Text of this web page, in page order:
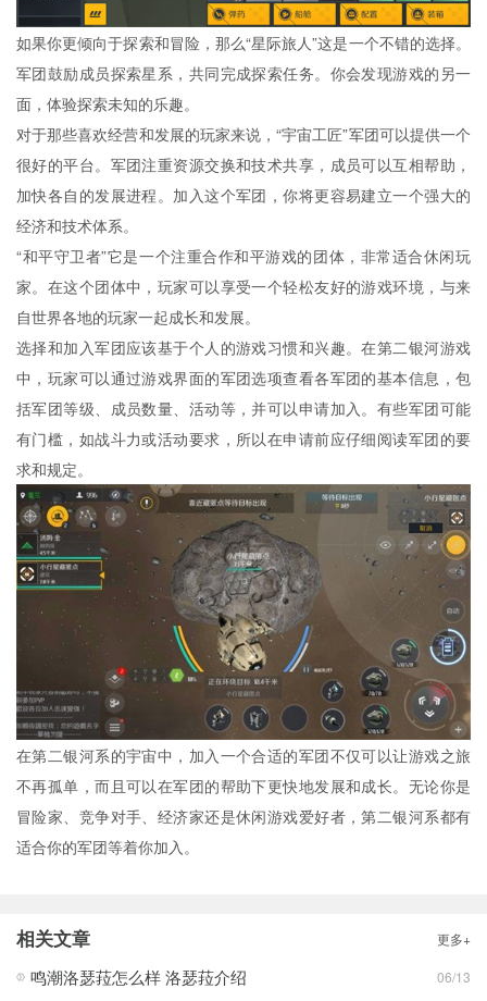
如果你更倾向于探索和冒险，那么“星际旅人”这是一个不错的选择。
军团鼓励成员探索星系，共同完成探索任务。你会发现游戏的另一
面，体验探索未知的乐趣。
对于那些喜欢经营和发展的玩家来说，“宇宙工匠”军团可以提供一个
很好的平台。军团注重资源交换和技术共享，成员可以互相帮助，
加快各自的发展进程。加入这个军团，你将更容易建立一个强大的
经济和技术体系。
“和平守卫者”它是一个注重合作和平游戏的团体，非常适合休闲玩
家。在这个团体中，玩家可以享受一个轻松友好的游戏环境，与来
自世界各地的玩家一起成长和发展。
选择和加入军团应该基于个人的游戏习惯和兴趣。在第二银河游戏
中，玩家可以通过游戏界面的军团选项查看各军团的基本信息，包
括军团等级、成员数量、活动等，并可以申请加入。有些军团可能
有门槛，如战斗力或活动要求，所以在申请前应仔细阅读军团的要
求和规定。
在第二银河系的宇宙中，加入一个合适的军团不仅可以让游戏之旅
不再孤单，而且可以在军团的帮助下更快地发展和成长。无论你是
冒险家、竞争对手、经济家还是休闲游戏爱好者，第二银河系都有
适合你的军团等着你加入。
相关文章 更多+
鸣潮洛瑟菈怎么样 洛瑟菈介绍 06/13